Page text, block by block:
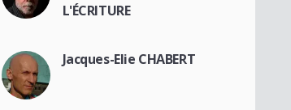
L'ÉCRITURE
Jacques-Elie CHABERT